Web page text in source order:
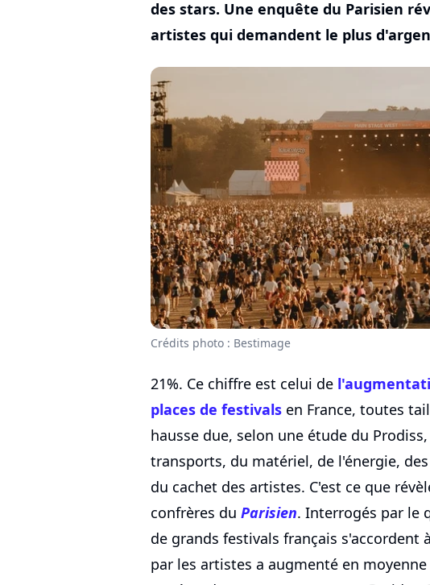
des stars. Une enquête du Parisien
artistes qui demandent le plus
Crédits photo : Bestimage
21%. Ce chiffre est celui de
places de festivals en France, toutes
hausse due, selon une étude du
transports, du matériel, de l'énergie,
du cachet des artistes. C'est ce que
confrères du Parisien. Interrogés par le
de grands festivals français s'accordent
par les artistes a augmenté en moyenne